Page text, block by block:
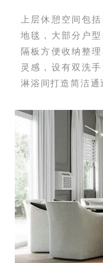
上层休憩空间包
地毯，大部分户
隔板方便收纳整
灵感，设有双洗
淋浴间打造简洁通